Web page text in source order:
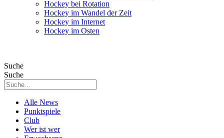
Hockey bei Rotation
Hockey im Wandel der Zeit
Hockey im Internet
Hockey im Osten
Suche
Suche
Alle News
Punktspiele
Club
Wer ist wer